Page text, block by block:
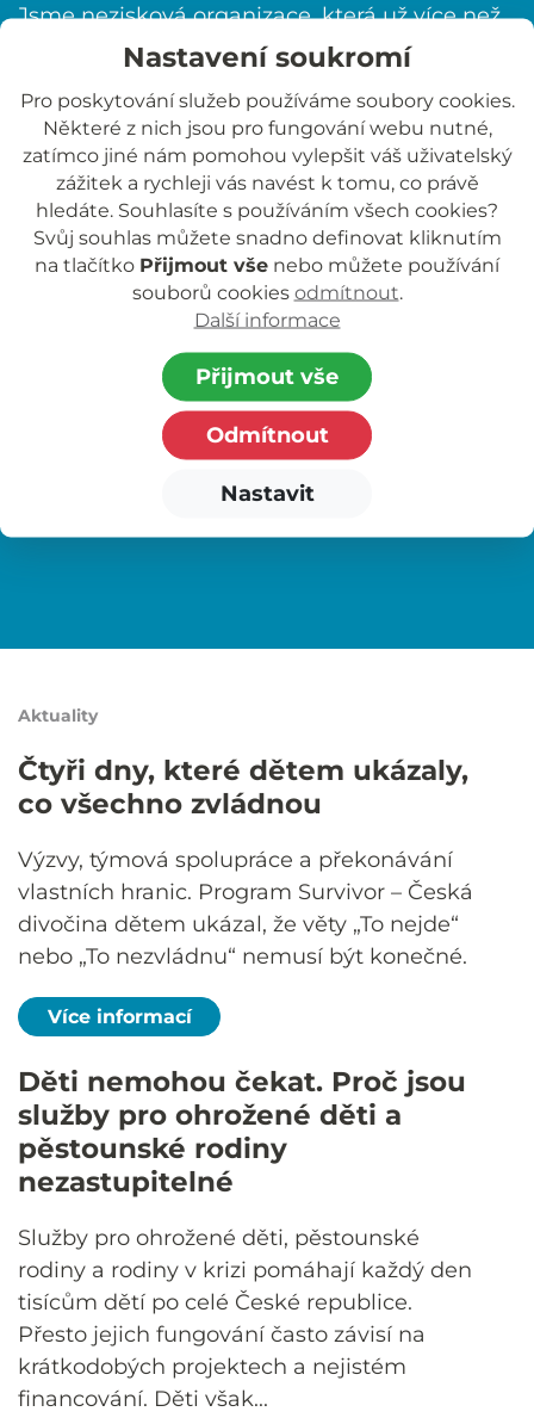
Nastavení soukromí
Pro poskytování služeb používáme soubory cookies.
Některé z nich jsou pro fungování webu nutné,
zatímco jiné nám pomohou vylepšit váš uživatelský
zážitek a rychleji vás navést k tomu, co právě
hledáte. Souhlasíte s používáním všech cookies?
Svůj souhlas můžete snadno definovat kliknutím
na tlačítko Přijmout vše nebo můžete používání
souborů cookies odmítnout.
Další informace
Přijmout vše
Odmítnout
Nastavit
Jsme nezisková organizace, která už více než
10 let pomáhá dětem, pěstounům
každé dítě má právo vyrůstat v bezpečném,
laskavém a podporujícím prostředí. Svou
činnost vykonáváme na základě Pověření
k výkonu sociálně-právní ochrany dětí, které
nám umožňuje poskytovat odbornou podporu
dětem a rodinám. Služby pooskytujeme
v Jihočeském kraji.
Naši práci spojuje odbornost, lidskost
a zkušenost. Podporujeme pěstouny,
vzděláváme, propojujeme rodiny a hledáme
cesty, jak posilovat stabilitu a pohodu dětí
Aktuality
Čtyři dny, které dětem ukázaly,
co všechno zvládnou
Výzvy, týmová spolupráce a překonávání
vlastních hranic. Program Survivor – Česká
divočina dětem ukázal, že věty „To nejde“
nebo „To nezvládnu“ nemusí být konečné.
Více informací
Děti nemohou čekat. Proč jsou
služby pro ohrožené děti a
pěstounské rodiny
nezastupitelné
Služby pro ohrožené děti, pěstounské
rodiny a rodiny v krizi pomáhají každý den
tisícům dětí po celé České republice.
Přesto jejich fungování často závisí na
krátkodobých projektech a nejistém
financování. Děti však...